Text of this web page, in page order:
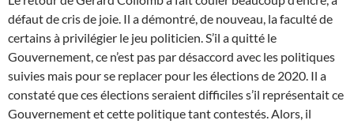
défaut de cris de joie. Il a démontré, de nouveau, la faculté de
certains à privilégier le jeu politicien. S’il a quitté le
Gouvernement, ce n’est pas par désaccord avec les politiques
suivies mais pour se replacer pour les élections de 2020. Il a
constaté que ces élections seraient difficiles s’il représentait ce
Gouvernement et cette politique tant contestés. Alors, il